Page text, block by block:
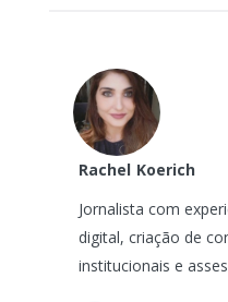
Rachel Koerich
Jornalista com
digital, criação de
institucionais e